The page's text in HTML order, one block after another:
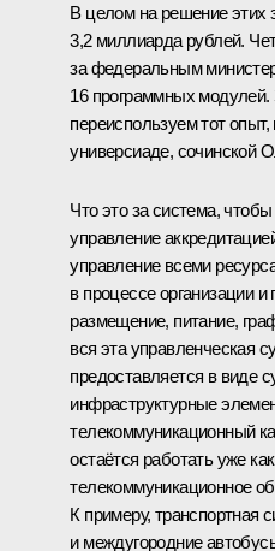
В целом на решение этих
3,2 миллиарда рублей.
за федеральным
16 программных
переиспользуем тот
универсиаде, сочинской
Что это за система,
управление
управление всеми
в процессе организации
размещение, питание,
вся эта управленческая
предоставляется в виде
инфраструктурные
телекоммуникационный
остаётся работать уже
телекоммуникационное
К примеру, транспортная
и междугородние